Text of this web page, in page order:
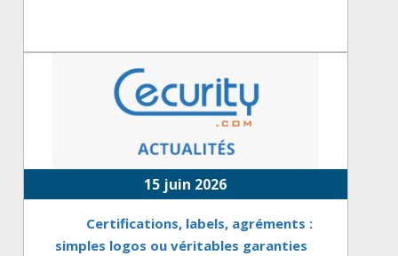
15 juin 2026
Certifications, labels, agréments :
simples logos ou véritables garanties